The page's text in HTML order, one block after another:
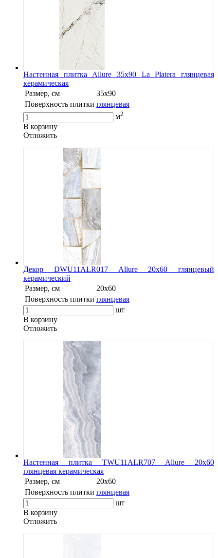
Настенная плитка Allure 35х90 La Platera глянцевая
керамическая
Размер, см
35x90
Поверхность плитки глянцевая
м2
В корзину
Oтложить
Декор DWU11ALR017 Allure 20х60 глянцевый
керамический
Размер, см
20х60
Поверхность плитки глянцевая
шт
В корзину
Oтложить
Настенная плитка TWU11ALR707 Allure 20х60
глянцевая керамическая
Размер, см
20х60
Поверхность плитки глянцевая
шт
В корзину
Oтложить